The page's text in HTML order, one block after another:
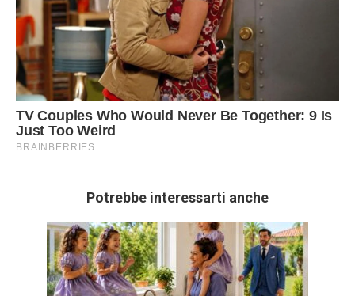
Potrebbe interessarti anche